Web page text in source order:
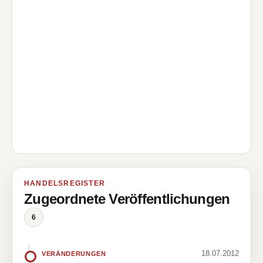
HANDELSREGISTER
Zugeordnete Veröffentlichungen
6
VERÄNDERUNGEN 18.07.2012